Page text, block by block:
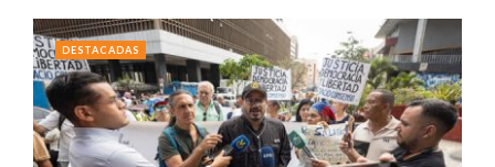
DESTACADAS